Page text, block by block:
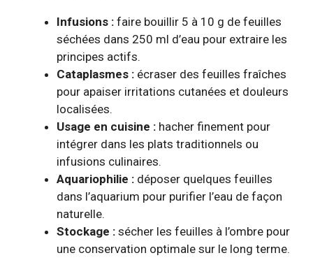
Infusions : faire bouillir 5 à 10 g de feuilles
séchées dans 250 ml d’eau pour extraire les
principes actifs.
Cataplasmes : écraser des feuilles fraîches
pour apaiser irritations cutanées et douleurs
localisées.
Usage en cuisine : hacher finement pour
intégrer dans les plats traditionnels ou
infusions culinaires.
Aquariophilie : déposer quelques feuilles
dans l’aquarium pour purifier l’eau de façon
naturelle.
Stockage : sécher les feuilles à l’ombre pour
une conservation optimale sur le long terme.